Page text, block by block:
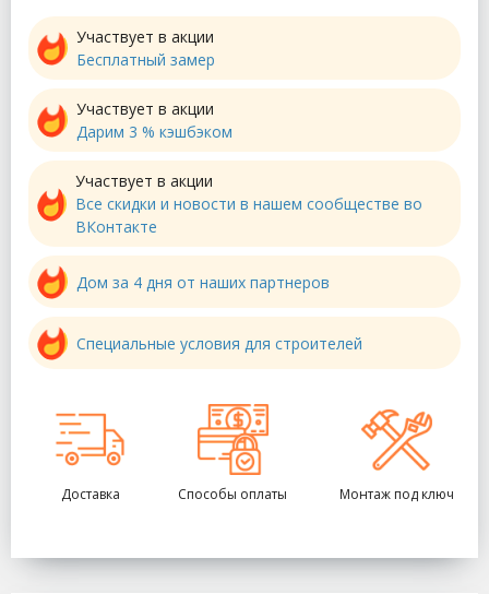
Участвует в акции
Бесплатный замер
Участвует в акции
Дарим 3 % кэшбэком
Участвует в акции
Все скидки и новости в нашем сообществе во
ВКонтакте
Дом за 4 дня от наших партнеров
Специальные условия для строителей
Доставка Способы оплаты Монтаж под ключ